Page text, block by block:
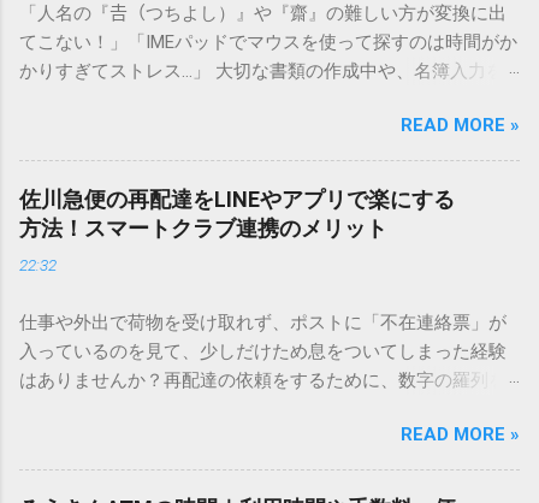
「人名の『𠮷（つちよし）』や『齋』の難しい方が変換に出
てこない！」「IMEパッドでマウスを使って探すのは時間がか
かりすぎてストレス…」 大切な書類の作成中や、名簿入力を
てしまいますよね。多くの人が「IMEパッド（手書き入力）」
を使いますが、実はマウスで一画ずつ書くのは非効率です
し、似た漢字が多すぎて結局見つからないことも少なくあり
ません。 そこで今回は、IMEパッドを使わずに、特定のコー
ドを打ち込むだけで一瞬で旧字や外字、特殊記号を呼び出す
「文字コード入力」のテクニックを詳しく解説します。 この
必要はありません。 1. なぜ「変換」しても旧字・外字が出て
こないのか？ そもそも、なぜ普通の変換で出てこない漢字が
あるのでしょうか。その理由は、パソコンが文字を認識する
は、JIS規格（日本産業規格）によって「第1水準」「第2水
準」といった形で整理されています。しかし、人名や地名に
READ MORE »
佐川急便の再配達をLINEやアプリで楽にする
方法！スマートクラブ連携のメリット
22:32
仕事や外出で荷物を受け取れず、ポストに「不在連絡票」が
入っているのを見て、少しだけため息をついてしまった経験
はありませんか？再配達の依頼をするために、数字の羅列を
ことに申し訳なさを感じたりすることもあるかもしれませ
ん。 「もっとスムーズに、自分のタイミングで受け取りた
い」 「わざわざ電話をかけずに、スマホ一つで完結させた
READ MORE »